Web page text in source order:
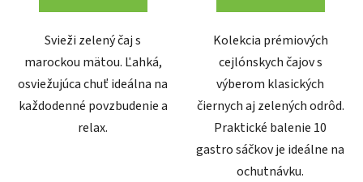
Svieži zelený čaj s
marockou mätou. Ľahká,
osviežujúca chuť ideálna na
každodenné povzbudenie a
relax.
Kolekcia prémiových
cejlónskych čajov s
výberom klasických
čiernych aj zelených odrôd.
Praktické balenie 10
gastro sáčkov je ideálne na
ochutnávku.